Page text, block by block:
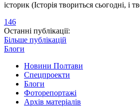
історик (Історія твориться сьогодні, і
146
Останні публікації:
Більше публікацій
Блоги
Новини Полтави
Спецпроекти
Блоги
Фоторепортажі
Архів матеріалів